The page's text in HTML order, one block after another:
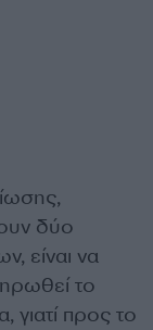
δύο
είναι να
το
γιατί προς το